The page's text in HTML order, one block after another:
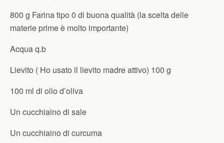
800 g Farina tipo 0 di buona qualità (la scelta delle
materie prime è molto importante)
Acqua q.b
Lievito ( Ho usato il lievito madre attivo) 100 g
100 ml di olio d’oliva
Un cucchiaino di sale
Un cucchiaino di curcuma